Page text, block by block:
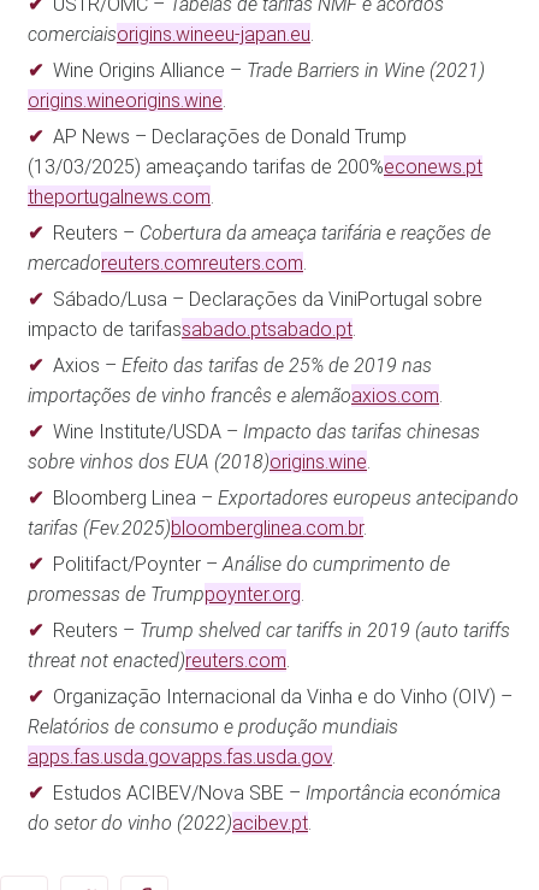
comerciaisorigins.wineeu-japan.eu.
Wine Origins Alliance – Trade Barriers in Wine (2021)
origins.wineorigins.wine.
AP News – Declarações de Donald Trump
(13/03/2025) ameaçando tarifas de 200%​econews.pt
theportugalnews.com.
Reuters – Cobertura da ameaça tarifária e reações de
mercadoreuters.comreuters.com.
Sábado/Lusa – Declarações da ViniPortugal sobre
impacto de tarifas​sabado.ptsabado.pt.
Axios – Efeito das tarifas de 25% de 2019 nas
importações de vinho francês e alemãoaxios.com.
Wine Institute/USDA – Impacto das tarifas chinesas
sobre vinhos dos EUA (2018)origins.wine.
Bloomberg Linea – Exportadores europeus antecipando
tarifas (Fev.2025)bloomberglinea.com.br.
Politifact/Poynter –Análise do cumprimento de
promessas de Trumppoynter.org.
Reuters – Trump shelved car tariffs in 2019 (auto tariffs
threat not enacted)reuters.com.
Organização Internacional da Vinha e do Vinho (OIV) –
Relatórios de consumo e produção mundiais
apps.fas.usda.govapps.fas.usda.gov.
Estudos ACIBEV/Nova SBE – Importância económica
do setor do vinho (2022)acibev.pt.